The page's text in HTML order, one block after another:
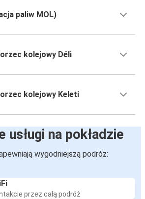
paliw MOL)
kolejowy Déli
kolejowy Keleti
usługi na pokładzie
wygodniejszą podróż:
przez całą podróż